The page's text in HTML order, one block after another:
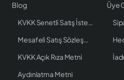
Blog
KVKK Senetli Satış İstenen Bilgiler
Mesafeli Satış Sözleşmesi
KVKK Açık Rıza Metni
Aydınlatma Metni
Üye